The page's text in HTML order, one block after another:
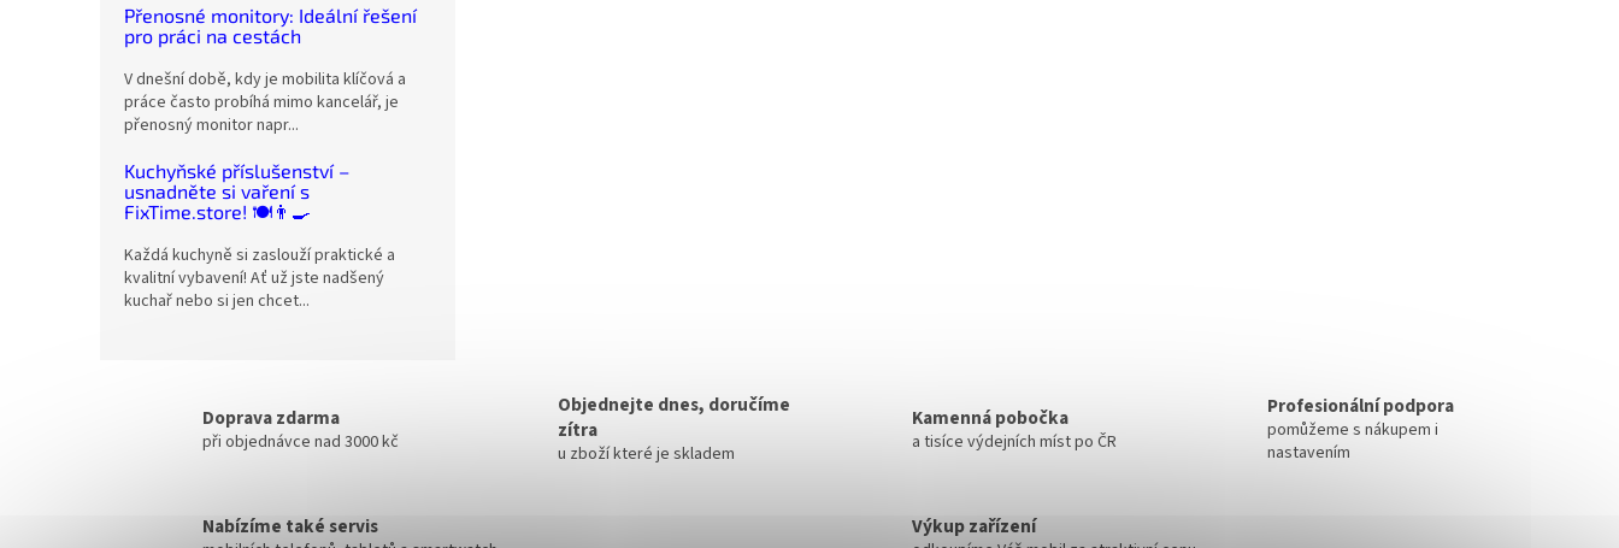
Přenosné monitory: Ideální řešení
pro práci na cestách
V dnešní době, kdy je mobilita klíčová a
práce často probíhá mimo kancelář, je
přenosný monitor napr...
Kuchyňské příslušenství –
usnadněte si vaření s
FixTime.store! 🍽️👨‍🍳
Každá kuchyně si zaslouží praktické a
kvalitní vybavení! Ať už jste nadšený
kuchař nebo si jen chcet...
Doprava zdarma
při objednávce nad 3000 kč
Objednejte dnes, doručíme
zítra
u zboží které je skladem
Kamenná pobočka
a tisíce výdejních míst po ČR
Profesionální podpora
pomůžeme s nákupem i
nastavením
Nabízíme také servis Výkup zařízení